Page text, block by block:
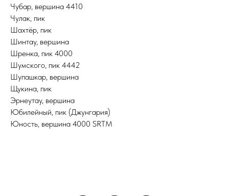
Чубар, вершина 4410
Чулак, пик
Шахтёр, пик
Шинтау, вершина
Шренка, пик 4000
Шумского, пик 4442
Шупашкар, вершина
Щукина, пик
Эрнеутау, вершина
Юбилейный, пик (Джунгария)
Юность, вершина 4000 SRTM